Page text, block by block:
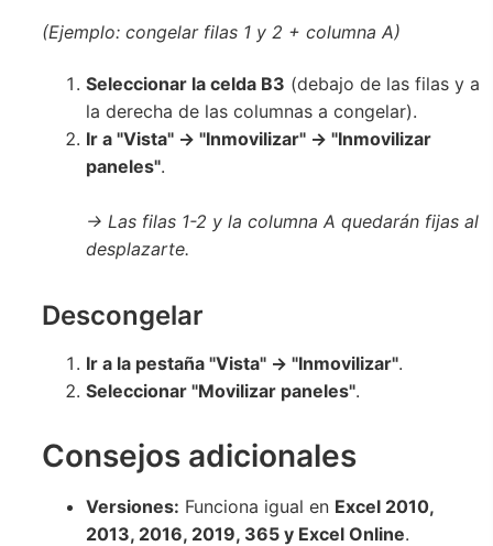
(Ejemplo: congelar filas 1 y 2 + columna A)
Seleccionar la celda B3 (debajo de las filas y a
la derecha de las columnas a congelar).
Ir a "Vista" → "Inmovilizar" → "Inmovilizar
paneles".
→ Las filas 1-2 y la columna A quedarán fijas al
desplazarte.
Descongelar
Ir a la pestaña "Vista" → "Inmovilizar".
Seleccionar "Movilizar paneles".
Consejos adicionales
Versiones: Funciona igual en Excel 2010,
2013, 2016, 2019, 365 y Excel Online.